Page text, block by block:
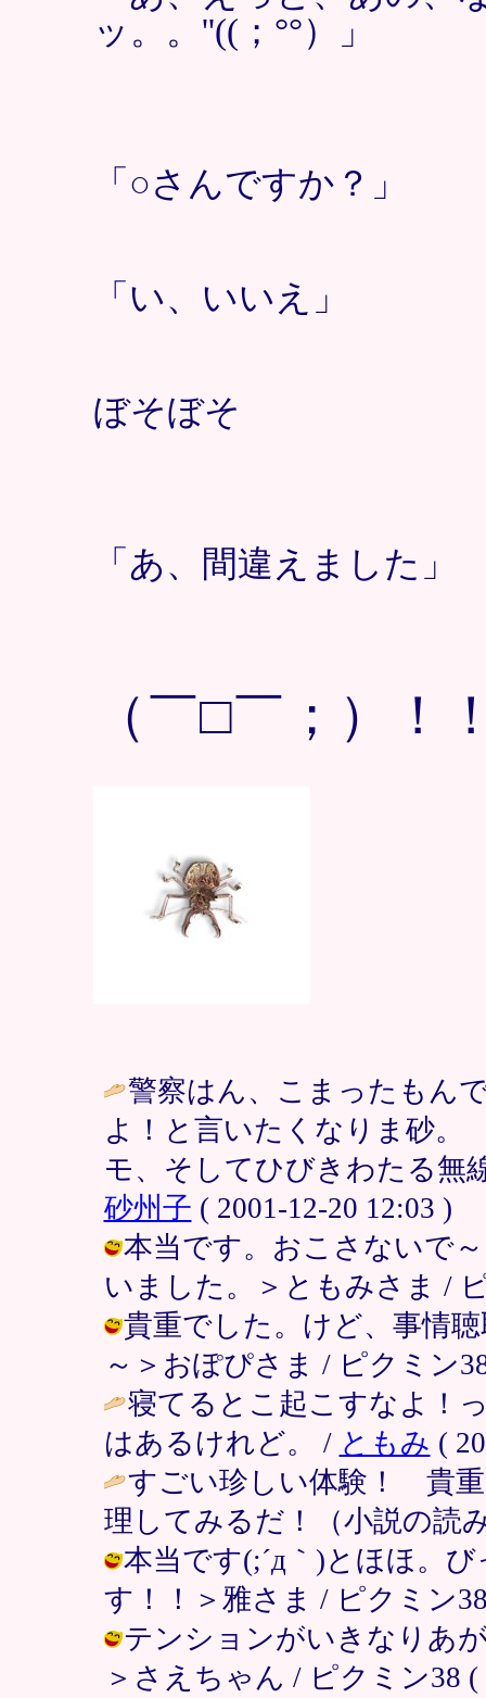
ッ。。''((；°°）」
「○さんですか？」
「い、いいえ」
ぼそぼそ
「あ、間違えました」
（￣□￣；）！
警察はん、こまったもん
よ！と言いたくなりま砂
モ、そしてひびきわたる
砂州子 ( 2001-12-20 12:03 )
本当です。おこさないで
いました。＞ともみさま /
貴重でした。けど、事情
～＞おぽぴさま / ピクミン
寝てるとこ起こすなよ！
はあるけれど。 / ともみ (
すごい珍しい体験！ 貴
理してみるだ！（小説の読
本当です(;´д｀)とほほ。
す！！＞雅さま / ピクミン
テンションがいきなりあ
＞さえちゃん / ピクミン38 (